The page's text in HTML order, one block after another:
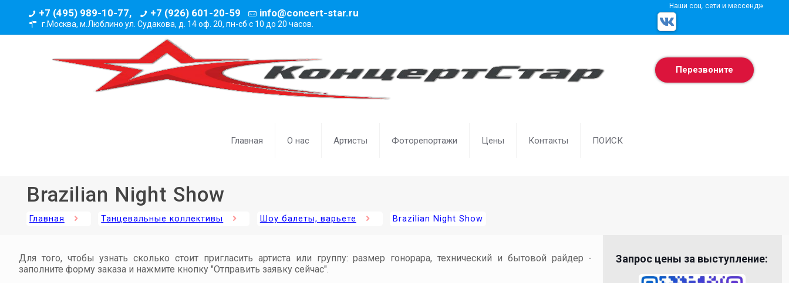
+7 (495) 989-10-77, +7 (926) 601-20-59 info@concert-star.ru
г.Москва, м.Люблино ул. Судакова, д. 14 оф. 20, пн-сб с 10 до 20 часов.
Наши соц. сети и мессенджеры
Главная О нас Артисты Фоторепортажи Цены Контакты ПОИСК
Перезвоните
Brazilian Night Show
Главная Танцевальные коллективы Шоу балеты, варьете Brazilian Night Show
Для того, чтобы узнать сколько стоит пригласить артиста или группу: размер гонорара, технический и бытовой райдер -
заполните форму заказа и нажмите кнопку "Отправить заявку сейчас".
Запрос цены за выступление: